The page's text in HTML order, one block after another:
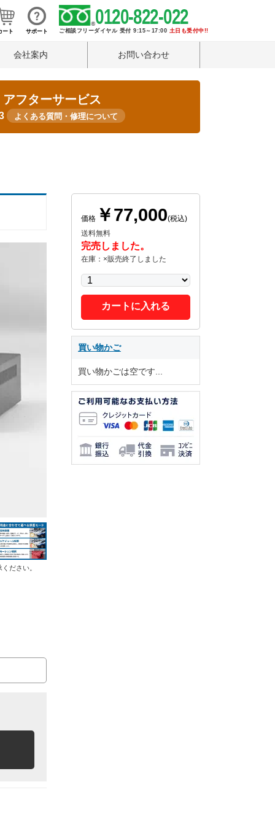
ート サポート
0120-822-022
ご相談フリーダイヤル 受付 9:15～17:00 土日も受付中!!
会社案内 お問い合わせ
フターサービス
よくある質問・修理について
ださい。
価格 ￥77,000(税込)
送料無料
完売しました。
在庫：×販売終了しました
カートに入れる
買い物かご
買い物かごは空です...